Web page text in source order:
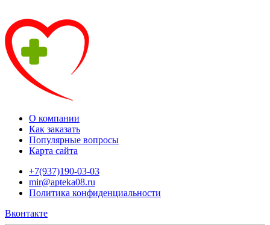
О компании
Как заказать
Популярные вопросы
Карта сайта
+7(937)190-03-03
mir@apteka08.ru
Политика конфиденциальности
Вконтакте